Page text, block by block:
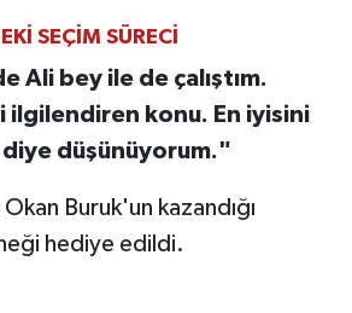
SEÇİM SÜRECİ
Ali bey ile de çalıştım.
ilgilendiren konu. En iyisini
düşünüyorum."
Buruk'un kazandığı
hediye edildi.